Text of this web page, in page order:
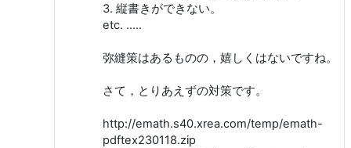
3. 縦書きができない。
etc. .....
弥縫策はあるものの，嬉しくはないですね。
さて，とりあえずの対策です。
http://emath.s40.xrea.com/temp/emath-
pdftex230118.zip